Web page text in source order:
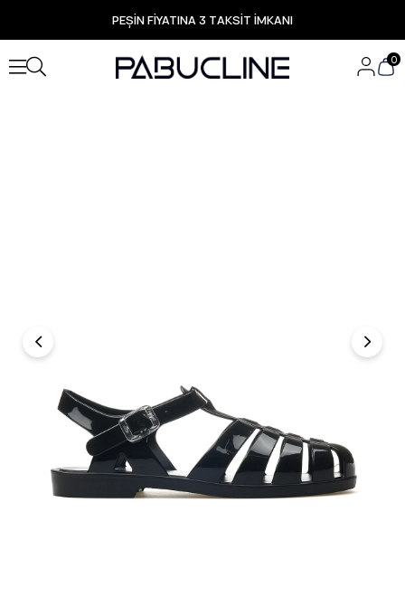
PEŞİN FİYATINA 3 TAKSİT İMKANI
TÜM ÜRÜNLERDE ÜCRETSİZ KARGO
Yeni Sezon Ürünlerde Özel Fırsatlar
Seçili Ürünlerde Hızlı Teslimat
0